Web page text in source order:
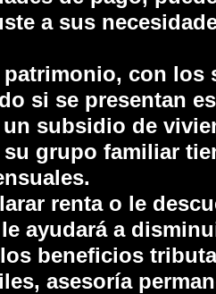
a sus
con los
si se presentan
subsidio de
grupo familiar
renta o le
ayudará a
los beneficios
asesoría